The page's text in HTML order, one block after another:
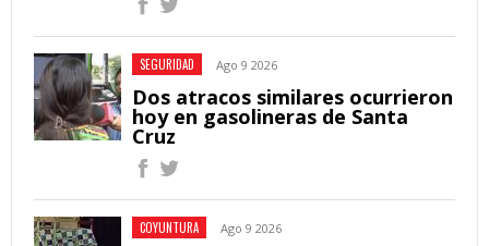
SEGURIDAD Ago 9 2026
Dos atracos similares ocurrieron
hoy en gasolineras de Santa
Cruz
COYUNTURA Ago 9 2026